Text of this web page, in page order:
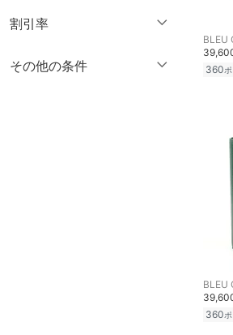
スカート
オールインワン・オーバ
ーオール
クリア 絞り込み
割引率
％OFF～ ％OFF
その他の条件
BLEU
360
BLEU
360